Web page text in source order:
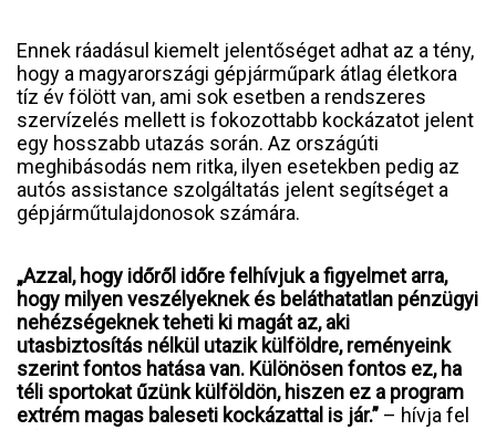
Ennek ráadásul kiemelt jelentőséget adhat az a tény,
hogy a magyarországi gépjárműpark átlag életkora
tíz év fölött van, ami sok esetben a rendszeres
szervízelés mellett is fokozottabb kockázatot jelent
egy hosszabb utazás során. Az országúti
meghibásodás nem ritka, ilyen esetekben pedig az
autós assistance szolgáltatás jelent segítséget a
gépjárműtulajdonosok számára.
„Azzal, hogy időről időre felhívjuk a figyelmet arra,
hogy milyen veszélyeknek és beláthatatlan pénzügyi
nehézségeknek teheti ki magát az, aki
utasbiztosítás nélkül utazik külföldre, reményeink
szerint fontos hatása van. Különösen fontos ez, ha
téli sportokat űzünk külföldön, hiszen ez a program
extrém magas baleseti kockázattal is jár.” – hívja fel